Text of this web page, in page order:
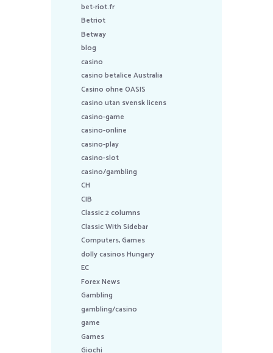
bet-riot.fr
Betriot
Betway
blog
casino
casino betalice Australia
Casino ohne OASIS
casino utan svensk licens
casino-game
casino-online
casino-play
casino-slot
casino/gambling
CH
CIB
Classic 2 columns
Classic With Sidebar
Computers, Games
dolly casinos Hungary
EC
Forex News
Gambling
gambling/casino
game
Games
Giochi